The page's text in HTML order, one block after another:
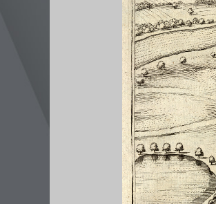
SCHIFFSTYPEN
Entwicklungen im europäischen